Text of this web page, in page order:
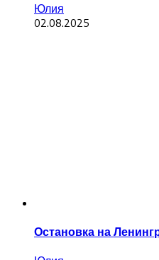
Юлия
02.08.2025
Остановка на